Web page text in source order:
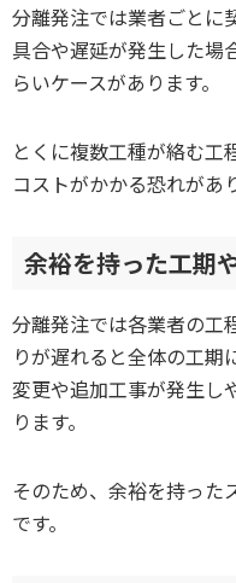
分離発注では業者ごとに
具合や遅延が発生した場
らいケースがあります。
とくに複数工種が絡む工
コストがかかる恐れがあ
余裕を持った工期
分離発注では各業者の工
りが遅れると全体の工期
変更や追加工事が発生し
ります。
そのため、余裕を持った
です。